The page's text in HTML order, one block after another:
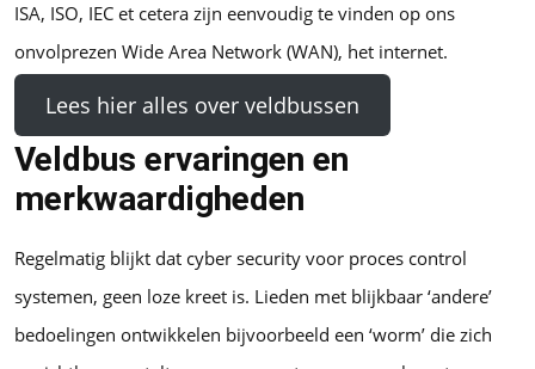
ISA, ISO, IEC et cetera zijn eenvoudig te vinden op ons
onvolprezen Wide Area Network (WAN), het internet.
Lees hier alles over veldbussen
Veldbus ervaringen en
merkwaardigheden
Regelmatig blijkt dat cyber security voor proces control
systemen, geen loze kreet is. Lieden met blijkbaar ‘andere’
bedoelingen ontwikkelen bijvoorbeeld een ‘worm’ die zich